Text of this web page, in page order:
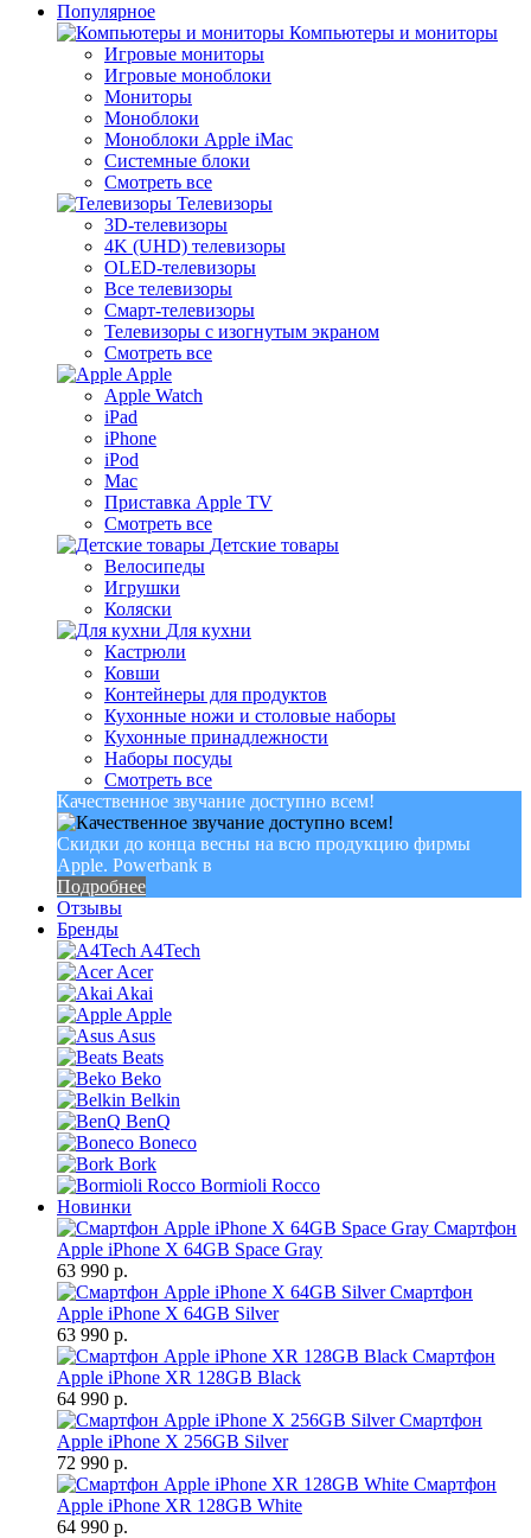
Популярное
Компьютеры и мониторы
Игровые мониторы
Игровые моноблоки
Мониторы
Моноблоки
Моноблоки Apple iMac
Системные блоки
Смотреть все
Телевизоры
3D-телевизоры
4K (UHD) телевизоры
OLED-телевизоры
Все телевизоры
Смарт-телевизоры
Телевизоры с изогнутым экраном
Смотреть все
Apple
Apple Watch
iPad
iPhone
iPod
Mac
Приставка Apple TV
Смотреть все
Детские товары
Велосипеды
Игрушки
Коляски
Для кухни
Кастрюли
Ковши
Контейнеры для продуктов
Кухонные ножи и столовые наборы
Кухонные принадлежности
Наборы посуды
Смотреть все
Качественное звучание доступно всем!
Скидки до конца весны на всю продукцию фирмы
Apple. Powerbank в
Подробнее
Отзывы
Бренды
A4Tech
Acer
Akai
Apple
Asus
Beats
Beko
Belkin
BenQ
Boneco
Bork
Bormioli Rocco
Новинки
Смартфон
Apple iPhone X 64GB Space Gray
63 990 р.
Смартфон
Apple iPhone X 64GB Silver
63 990 р.
Смартфон
Apple iPhone XR 128GB Black
64 990 р.
Смартфон
Apple iPhone X 256GB Silver
72 990 р.
Смартфон
Apple iPhone XR 128GB White
64 990 р.